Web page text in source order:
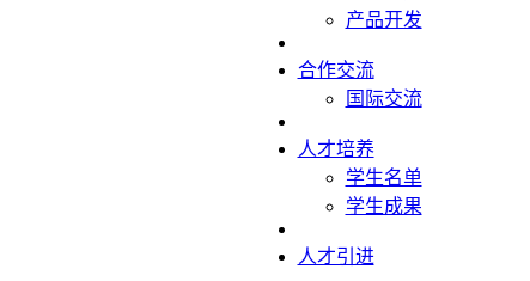
产品开发
合作交流
国际交流
人才培养
学生名单
学生成果
人才引进